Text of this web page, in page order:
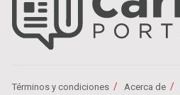
Términos y condiciones Acerca de